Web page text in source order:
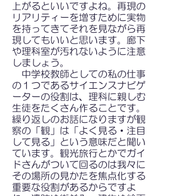
上がるといいですよね。再現の
リアリティーを増すために実物
を持ってきてそれを見ながら再
現してもいいと思います。廊下
や理科室が汚れないように注意
しましょう。
中学校教師としての私の仕事
の１つであるサイエンスナビゲ
ーターの役割は、理科に親しむ
生徒をたくさん作ることです。
繰り返しのお話になりますが観
察の「観」は「よく見る・注目
して見る」という意味だと聞い
ています。観光旅行とかでガイ
ドさんがついて回るのは我々に
その場所の見かたを焦点化する
重要な役割があるからですよ